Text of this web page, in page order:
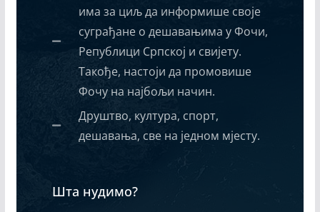
има за циљ да информише своје
суграђане о дешавањима у Фочи,
Републици Српској и свијету.
Такође, настоји да промовише
Фочу на најбољи начин.
Друштво, култура, спорт,
дешавања, све на једном мјесту.
Шта нудимо?